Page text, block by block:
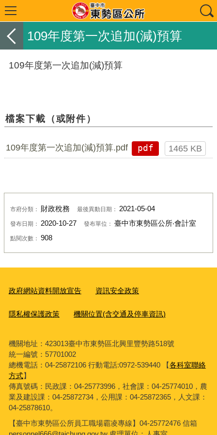
109年度第一次追加(減)預算
109年度第一次追加(減)預算
檔案下載（或附件）
109年度第一次追加(減)預算.pdf pdf 1465 KB
市府分類： 財政稅務 最後異動日期： 2021-05-04
發布日期： 2020-10-27 發布單位： 臺中市東勢區公所‧會計室
點閱次數： 908
政府網站資料開放宣告 資訊安全政策
隱私權保護政策 機關位置(含交通及停車資訊)
機關地址：423013臺中市東勢區北興里豐勢路518號
統一編號：57701002
總機電話：04-25872106 行動電話:0972-539440 【各科室聯絡
方式】
傳真號碼：民政課：04-25773996，社會課：04-25774010，農
業及建設課：04-25872734，公用課：04-25872365，人文課：
04-25878610。
【臺中市東勢區公所員工職場霸凌專線】04-25772476 信箱